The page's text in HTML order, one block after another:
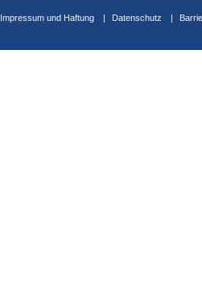
Impressum und Haftung Datenschutz